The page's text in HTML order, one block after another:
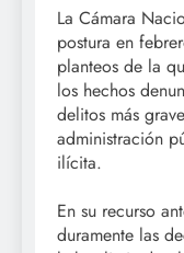
La Cámara
postura en
planteos de la
los hechos
delitos más
administración
ilícita.
En su recurso
duramente las